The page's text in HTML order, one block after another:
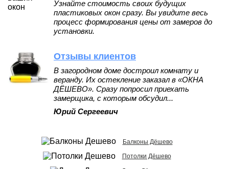
Узнайте стоимость своих будущих
пластиковых окон сразу. Вы увидите весь
процесс формирования цены от замеров до
установки.
Отзывы клиентов
В загородном доме достроил комнату и
веранду. Их остекление заказал в «ОКНА
ДЁШЕВО». Сразу попросил приехать
замерщика, с которым обсудил...
Юрий Сергеевич
Балконы Дёшево
Потолки Дёшево